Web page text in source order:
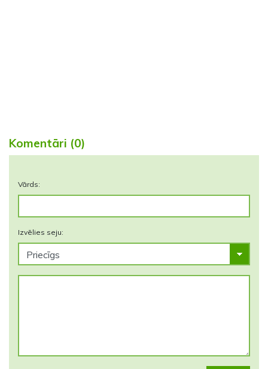
Komentāri (0)
Vārds:
Izvēlies seju: